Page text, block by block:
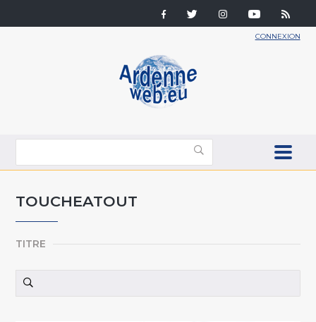
CONNEXION
TOUCHEATOUT
TITRE